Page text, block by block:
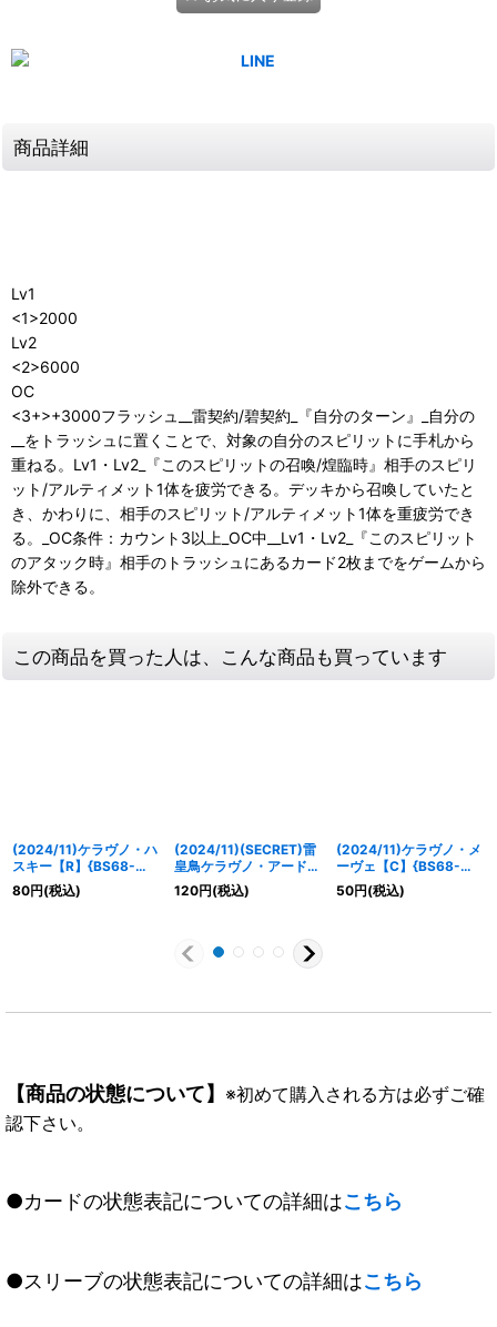
商品詳細
Lv1
<1>2000
Lv2
<2>6000
OC
<3+>+3000フラッシュ__雷契約/碧契約_『自分のターン』_自分の
__をトラッシュに置くことで、対象の自分のスピリットに手札から
重ねる。Lv1・Lv2_『このスピリットの召喚/煌臨時』相手のスピリ
ット/アルティメット1体を疲労できる。デッキから召喚していたと
き、かわりに、相手のスピリット/アルティメット1体を重疲労でき
る。_OC条件：カウント3以上_OC中__Lv1・Lv2_『このスピリット
のアタック時』相手のトラッシュにあるカード2枚までをゲームから
除外できる。
この商品を買った人は、こんな商品も買っています
(2024/11)ケラヴノ・ハ
スキー【R】{BS68-
026}《緑》
80円(税込)
(2024/11)(SECRET)雷
皇鳥ケラヴノ・アードラ
ー【X-SEC】{BS68-
X04}《緑》
120円(税込)
(2024/11)ケラヴノ・メ
ーヴェ【C】{BS68-
025}《緑》
50円(税込)
【商品の状態について】 ※初めて購入される方は必ずご確
認下さい。
●カードの状態表記についての詳細はこちら
●スリーブの状態表記についての詳細はこちら